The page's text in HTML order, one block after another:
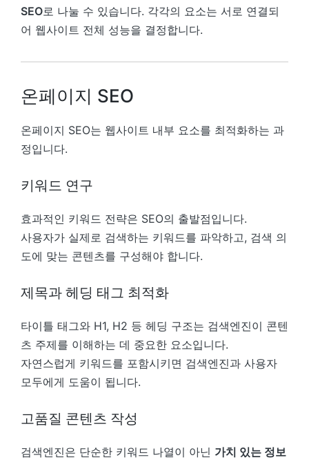
SEO로 나눌 수 있습니다. 각각의 요소는 서로 연결되
어 웹사이트 전체 성능을 결정합니다.
온페이지 SEO
온페이지 SEO는 웹사이트 내부 요소를 최적화하는 과
정입니다.
키워드 연구
효과적인 키워드 전략은 SEO의 출발점입니다.
사용자가 실제로 검색하는 키워드를 파악하고, 검색 의
도에 맞는 콘텐츠를 구성해야 합니다.
제목과 헤딩 태그 최적화
타이틀 태그와 H1, H2 등 헤딩 구조는 검색엔진이 콘텐
츠 주제를 이해하는 데 중요한 요소입니다.
자연스럽게 키워드를 포함시키면 검색엔진과 사용자
모두에게 도움이 됩니다.
고품질 콘텐츠 작성
검색엔진은 단순한 키워드 나열이 아닌 가치 있는 정보